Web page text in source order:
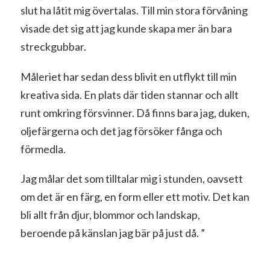
slut ha låtit mig övertalas. Till min stora förvåning
visade det sig att jag kunde skapa mer än bara
streckgubbar.
Måleriet har sedan dess blivit en utflykt till min
kreativa sida. En plats där tiden stannar och allt
runt omkring försvinner. Då finns bara jag, duken,
oljefärgerna och det jag försöker fånga och
förmedla.
Jag målar det som tilltalar mig i stunden, oavsett
om det är en färg, en form eller ett motiv. Det kan
bli allt från djur, blommor och landskap,
beroende på känslan jag bär på just då. ”